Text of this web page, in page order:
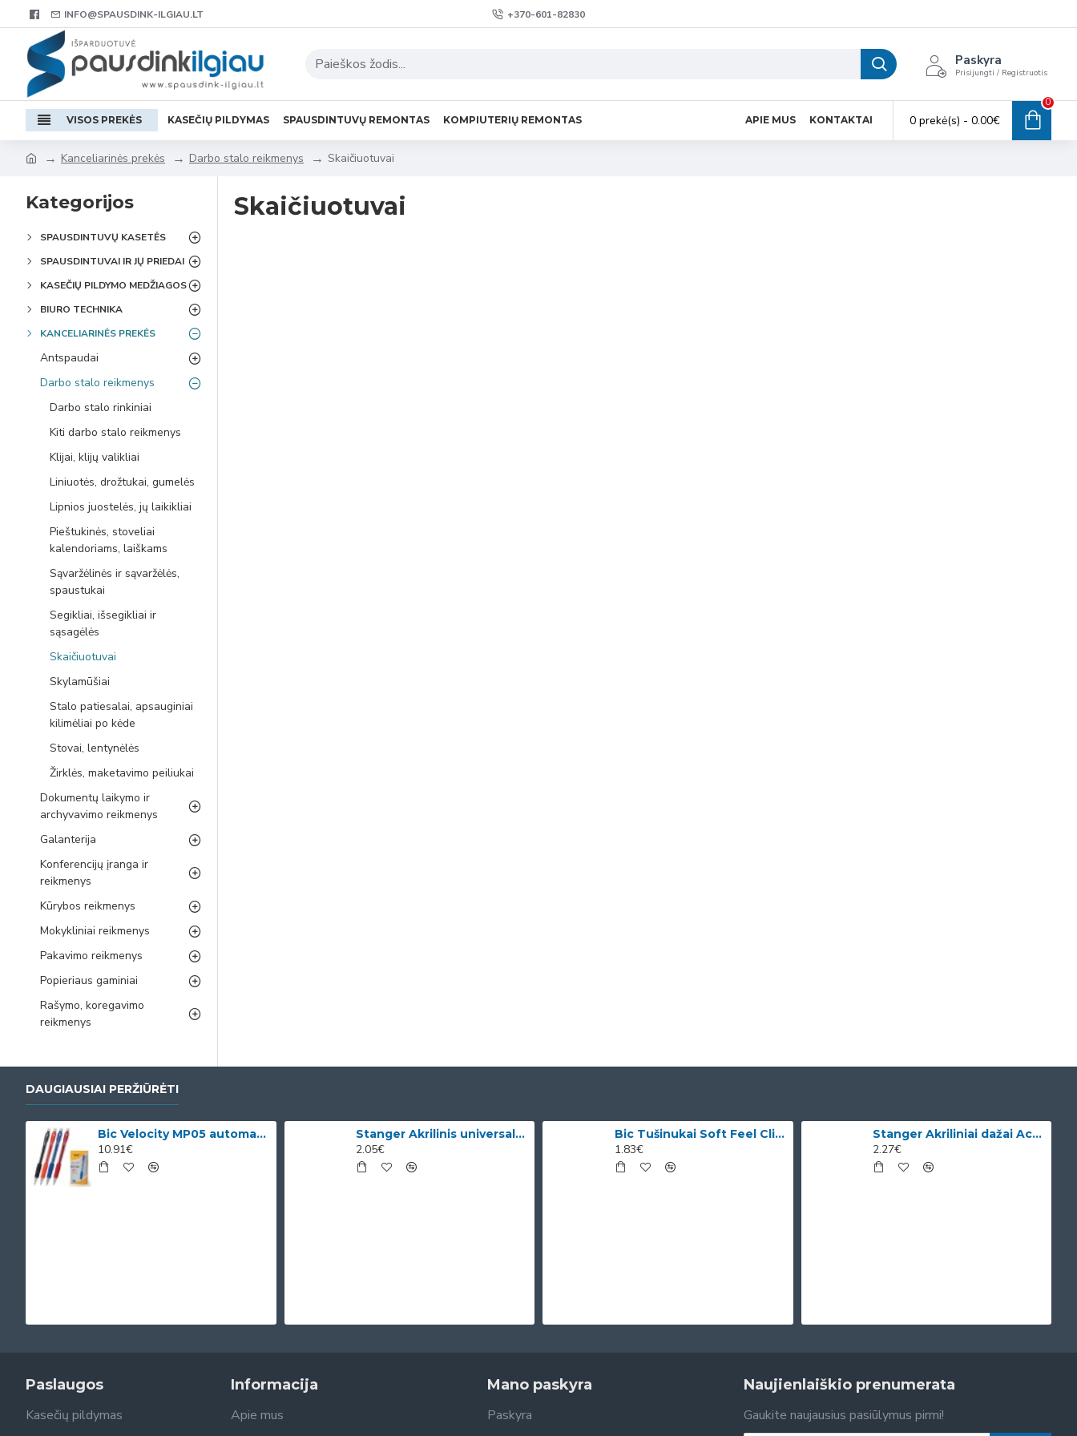
INFO@SPAUSDINK-ILGIAU.LT +370-601-82830
Paskyra
Prisijungti / Registruotis
VISOS PREKĖS KASEČIŲ PILDYMAS SPAUSDINTUVŲ REMONTAS KOMPIUTERIŲ REMONTAS APIE MUS KONTAKTAI 0 prekė(s) - 0.00€
0
Kanceliarinės prekės Darbo stalo reikmenys Skaičiuotuvai
Kategorijos
SPAUSDINTUVŲ KASETĖS
SPAUSDINTUVAI IR JŲ PRIEDAI
KASEČIŲ PILDYMO MEDŽIAGOS
BIURO TECHNIKA
KANCELIARINĖS PREKĖS
Antspaudai
Darbo stalo reikmenys
Darbo stalo rinkiniai
Kiti darbo stalo reikmenys
Klijai, klijų valikliai
Liniuotės, drožtukai, gumelės
Lipnios juostelės, jų laikikliai
Pieštukinės, stoveliai
kalendoriams, laiškams
Sąvaržėlinės ir sąvaržėlės,
spaustukai
Segikliai, išsegikliai ir
sąsagėlės
Skaičiuotuvai
Skylamūšiai
Stalo patiesalai, apsauginiai
kilimėliai po kėde
Stovai, lentynėlės
Žirklės, maketavimo peiliukai
Dokumentų laikymo ir
archyvavimo reikmenys
Galanterija
Konferencijų įranga ir
reikmenys
Kūrybos reikmenys
Mokykliniai reikmenys
Pakavimo reikmenys
Popieriaus gaminiai
Rašymo, koregavimo
reikmenys
Skaičiuotuvai
DAUGIAUSIAI PERŽIŪRĖTI
Bic Velocity MP05 automatinis pieštukas su 3 x 0.5mm HB grafitais (dėžutėje 12vnt. skirtingomis korp
10.91€
Stanger Akrilinis universalus lakas, žvilgančio aukso efektas, 82 ml, 1 vnt KI12780A
2.05€
Bic Tušinukai Soft Feel Clic Fun, skirtingų spalvų, 4 vnt.
1.83€
Stanger Akriliniai dažai Acrylic Paints 75 ml, citrinos geltonumo 950101
2.27€
Paslaugos
Kasečių pildymas
Informacija
Apie mus
Mano paskyra
Paskyra
Naujienlaiškio prenumerata
Gaukite naujausius pasiūlymus pirmi!